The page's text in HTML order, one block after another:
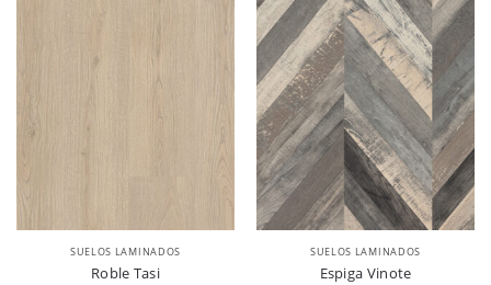
SUELOS LAMINADOS
Roble Tasi
SUELOS LAMINADOS
Espiga Vinote